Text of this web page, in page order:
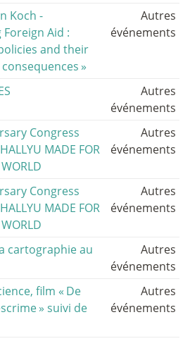
Koch -
Aid :
and their
»
Autres
événements
Autres
événements
Congress
MADE FOR
Autres
événements
Congress
MADE FOR
Autres
événements
cartographie au
Autres
événements
film « De
» suivi de
Autres
événements